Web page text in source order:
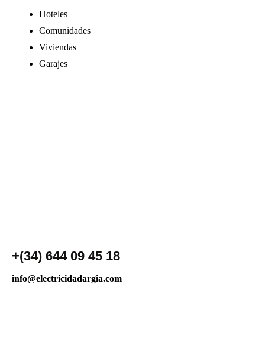
Hoteles
Comunidades
Viviendas
Garajes
+(34) 644 09 45 18
info@electricidadargia.com